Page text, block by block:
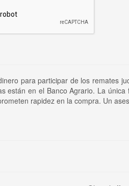
para participar de los remates
están en el Banco Agrario. La
rapidez en la compra. Un